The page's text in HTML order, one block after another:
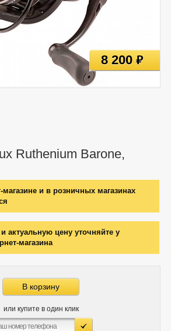
Ruthenium Barone,
магазине и в розничных магазинах
актуальную цену уточняйте у
магазина
В корзину
или купите в один клик
8 200руб